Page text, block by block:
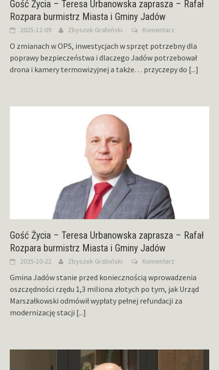
Gość Życia – Teresa Urbanowska zaprasza – Rafał
Rozpara burmistrz Miasta i Gminy Jadów
2025-12-09 Zbyszek Grabiński Komentarz
O zmianach w OPS, inwestycjach w sprzęt potrzebny dla
poprawy bezpieczeństwa i dlaczego Jadów potrzebował
drona i kamery termowizyjnej a także… przyczepy do [...]
Gość Życia – Teresa Urbanowska zaprasza – Rafał
Rozpara burmistrz Miasta i Gminy Jadów
2025-10-22 Zbyszek Grabiński Komentarz
Gmina Jadów stanie przed koniecznością wprowadzenia
oszczędności rzędu 1,3 miliona złotych po tym, jak Urząd
Marszałkowski odmówił wypłaty pełnej refundacji za
modernizację stacji [...]